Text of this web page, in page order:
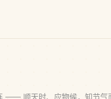
—— 顺天时、应物候，知节气